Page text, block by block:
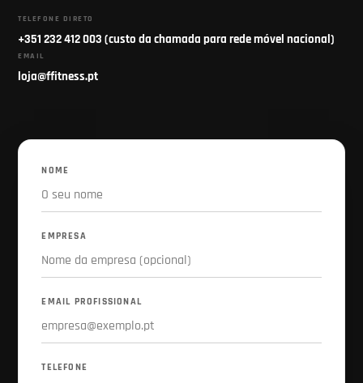
TELEFONE DIRETO
+351 232 412 003 (custo da chamada para rede móvel nacional)
EMAIL
loja@ffitness.pt
NOME
EMPRESA
EMAIL PROFISSIONAL
TELEFONE